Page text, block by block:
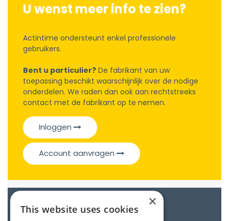
U wenst meer info te zien?
Actintime ondersteunt enkel professionele
gebruikers.
Bent u particulier? De fabrikant van uw
toepassing beschikt waarschijnlijk over de nodige
onderdelen. We raden dan ook aan rechtstreeks
contact met de fabrikant op te nemen.
Inloggen
Account aanvragen
Catalogue
×
This website uses cookies